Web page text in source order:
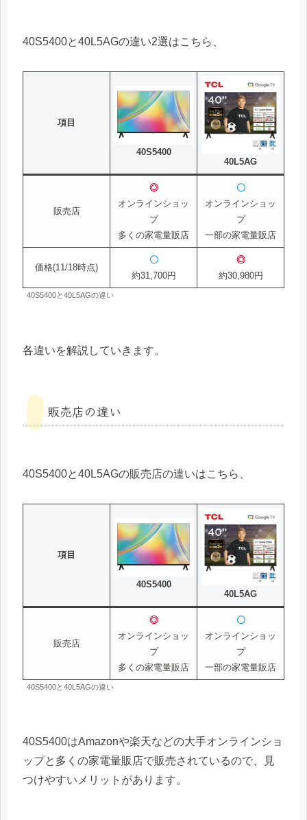
40S5400と40L5AGの違い2選はこちら、
項目
40S5400
40L5AG
販売店
◎
オンラインショッ
プ
多くの家電量販店
〇
オンラインショッ
プ
一部の家電量販店
価格(11/18時点)
〇
約31,700円
◎
約30,980円
40S5400と40L5AGの違い
各違いを解説していきます。
販売店の違い
40S5400と40L5AGの販売店の違いはこちら、
項目
40S5400
40L5AG
販売店
◎
オンラインショッ
プ
多くの家電量販店
〇
オンラインショッ
プ
一部の家電量販店
40S5400と40L5AGの違い
40S5400はAmazonや楽天などの大手オンラインショ
ップと多くの家電量販店で販売されているので、見
つけやすいメリットがあります。